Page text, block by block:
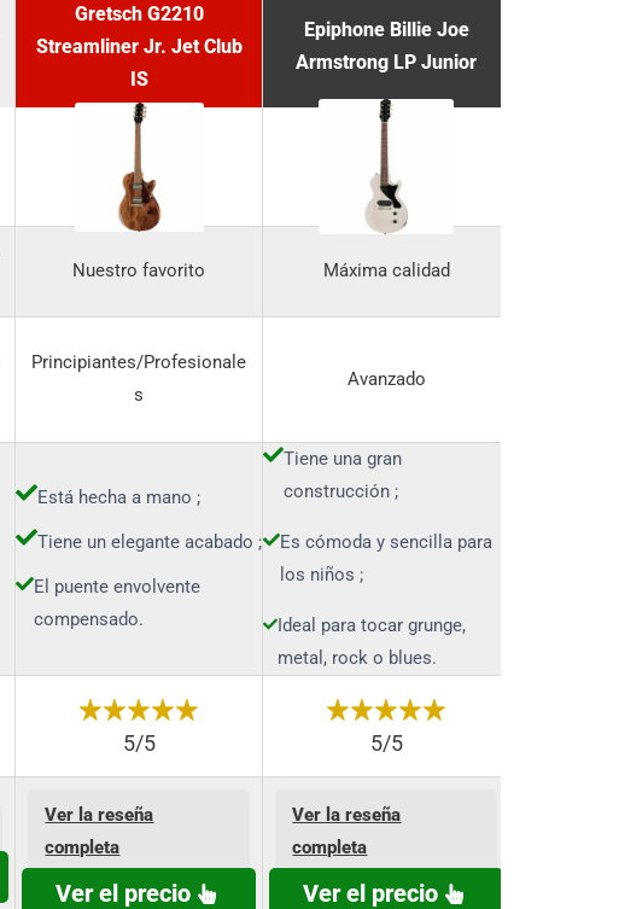
Gretsch G2210
Streamliner Jr. Jet Club
IS
Epiphone Billie Joe
Armstrong LP Junior
Nuestro favorito Máxima calidad
Principiantes/Profesionale
s
Avanzado
Está hecha a mano ;
Tiene un elegante acabado ;
El puente envolvente
compensado.
Tiene una gran
construcción ;
Es cómoda y sencilla para
los niños ;
Ideal para tocar grunge,
metal, rock o blues.
5/5 5/5
Ver la reseña
completa
Ver el precio
Ver la reseña
completa
Ver el precio